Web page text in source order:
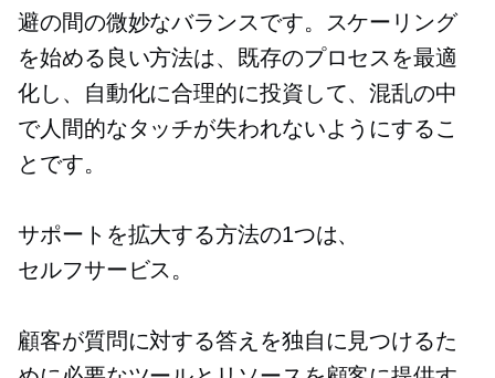
避の間の微妙なバランスです。スケーリング
を始める良い方法は、既存のプロセスを最適
化し、自動化に合理的に投資して、混乱の中
で人間的なタッチが失われないようにするこ
とです。
サポートを拡大する方法の1つは、
セルフサービス。
顧客が質問に対する答えを独自に見つけるた